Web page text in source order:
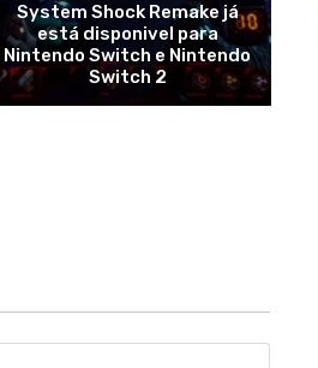
System Shock Remake já
está disponivel para
Nintendo Switch e Nintendo
Switch 2